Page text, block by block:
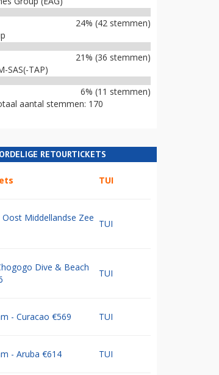
24% (42 stemmen)
21% (36 stemmen)
SAS(-TAP)
6% (11 stemmen)
aantal stemmen: 170
RETOURTICKETS
TUI
Oost Middellandse Zee
TUI
Dive & Beach
TUI
- Curacao €569 TUI
- Aruba €614 TUI